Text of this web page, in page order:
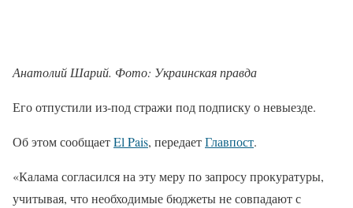
Анатолий Шарий. Фото: Украинская правда
Его отпустили из-под стражи под подписку о невыезде.
Об этом сообщаетEl Pais, передаетГлавпост.
«Калама согласился на эту меру по запросу прокуратуры,
учитывая, что необходимые бюджеты не совпадают с